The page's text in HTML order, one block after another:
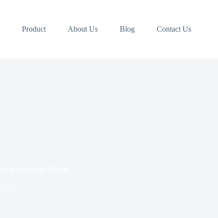
Product About Us Blog Contact Us